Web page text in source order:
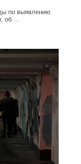
по выявлению
об ...